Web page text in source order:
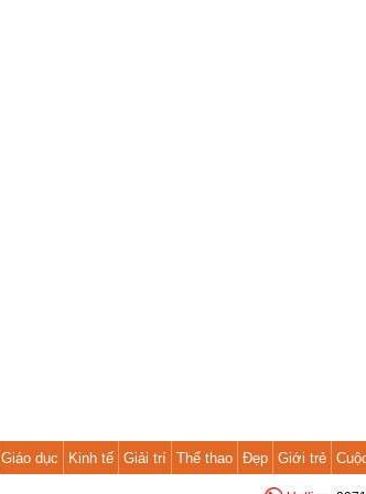
Giáo dục Kinh tế Giải trí Thể thao Đẹp Giới trẻ